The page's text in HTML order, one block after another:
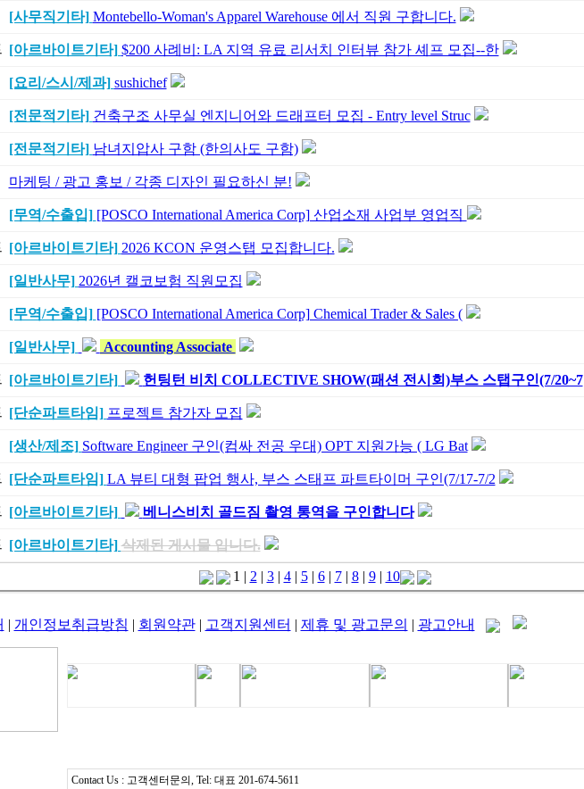
[사무직기타] Montebello-Woman's Apparel Warehouse 에서 직원 구합니다.
[아르바이트기타] $200 사례비: LA 지역 유료 리서치 인터뷰 참가 셰프 모집--한
[요리/스시/제과] sushichef
[전문적기타] 건축구조 사무실 엔지니어와 드래프터 모집 - Entry level Struc
[전문적기타] 남녀지압사 구함 (한의사도 구함)
마케팅 / 광고 홍보 / 각종 디자인 필요하신 분!
[무역/수출입] [POSCO International America Corp] 산업소재 사업부 영업직
[아르바이트기타] 2026 KCON 운영스탭 모집합니다.
[일반사무] 2026년 캘코보험 직원모집
[무역/수출입] [POSCO International America Corp] Chemical Trader & Sales (
[일반사무] Accounting Associate
[아르바이트기타] 헌팅턴 비치 COLLECTIVE SHOW(패션 전시회)부스 스탭구인(7/20~7
[단순파트타임] 프로젝트 참가자 모집
[생산/제조] Software Engineer 구인(컴싸 전공 우대) OPT 지원가능 ( LG Bat
[단순파트타임] LA 뷰티 대형 팝업 행사, 부스 스태프 파트타이머 구인(7/17-7/2
[아르바이트기타] 베니스비치 골드짐 촬영 통역을 구인합니다
[아르바이트기타]삭제된 게시물 입니다.
1 | 2 | 3| 4| 5| 6| 7| 8| 9| 10
| 개인정보취급방침 | 회원약관| 고객지원센터 | 제휴 및 광고문의 | 광고안내
Contact Us : 고객센터문의, Tel: 대표 201-674-5611